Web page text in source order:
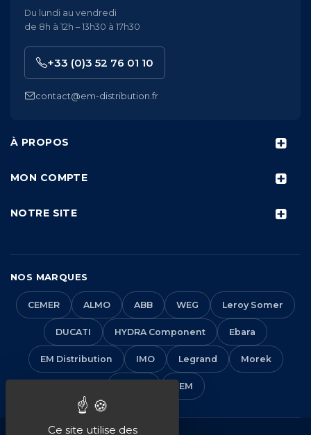
À PROPOS
MON COMPTE
NOTRE SITE
Du lundi au vendredi
de 8h à 12h – 13h30 à 17h30
+33 (0)3 52 76 01 10
contact@em-distribution.fr
NOS MARQUES
CEMER ALMO ABB WEG Leroy Somer
DUCATI HYDRA Component Ebara
EM Distribution IMO Legrand Morek
VEM
Ce site utilise des